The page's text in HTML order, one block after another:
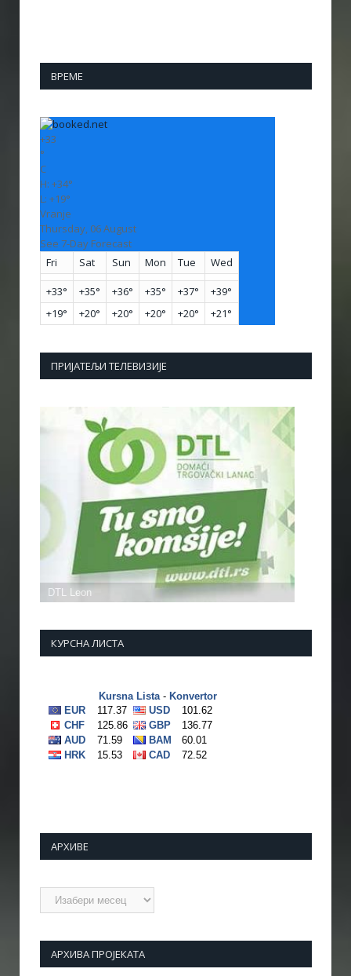
ВРЕМЕ
+33
°
C
H: +34°
L: +19°
Vranje
Thursday, 06 August
See 7-Day Forecast
Fri
Sat Sun Mon Tue Wed
+33° +35° +36° +35° +37° +39°
+19° +20° +20° +20° +20° +21°
ПРИЈАТЕЉИ ТЕЛЕВИЗИЈЕ
КУРСНА ЛИСТА
АРХИВЕ
Архиве
АРХИВА ПРОЈЕКАТА